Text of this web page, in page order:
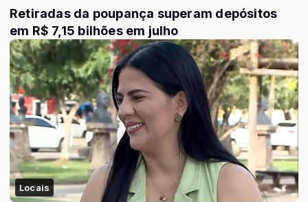
Retiradas da poupança superam depósitos
em R$ 7,15 bilhões em julho
Locais